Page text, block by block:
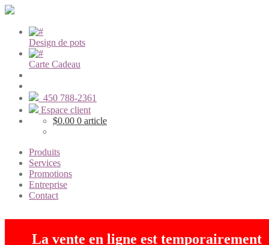
Design de pots
Carte Cadeau
450 788-2361
Espace client
$0.00 0 article
Produits
Services
Promotions
Entreprise
Contact
La vente en ligne est temporairement